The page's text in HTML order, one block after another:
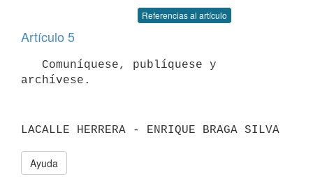
Referencias al artículo
Artículo 5
Ayuda